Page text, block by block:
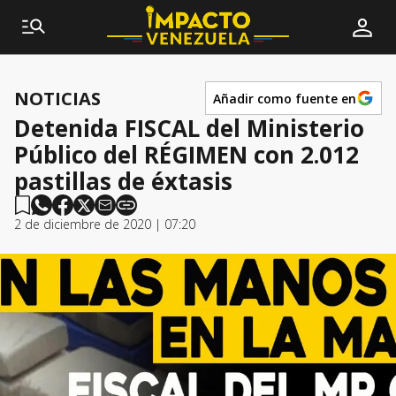
NOTICIAS Añadir como fuente en
Detenida FISCAL del Ministerio
Público del RÉGIMEN con 2.012
pastillas de éxtasis
2 de diciembre de 2020 | 07:20